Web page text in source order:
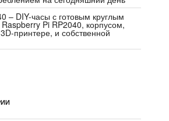
– DIY-часы с готовым круглым
Pi RP2040, корпусом,
принтере, и собственной